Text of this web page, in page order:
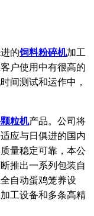
的饲料粉碎机加工
户使用中有很高的
间测试和运作中，
粒机产品。公司将
应与日俱进的国内
量稳定可靠，本公
推出一系列包装自
全自动蛋鸡笼养设
工设备和多条高精